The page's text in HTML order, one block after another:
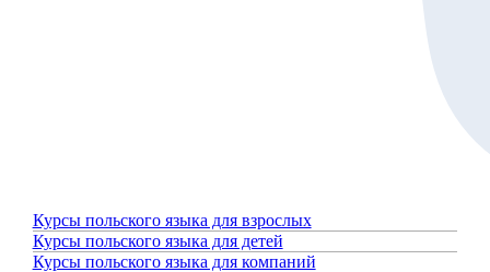
Курсы польского языка для взрослых
Курсы польского языка для детей
Курсы польского языка для компаний